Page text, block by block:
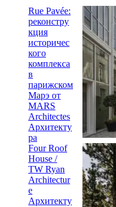
Rue Pavée:
реконстру
кция
историчес
кого
комплекса
в
парижском
Марэ от
MARS
Architectes
Архитекту
ра
Four Roof
House /
TW Ryan
Architectur
e
Архитекту